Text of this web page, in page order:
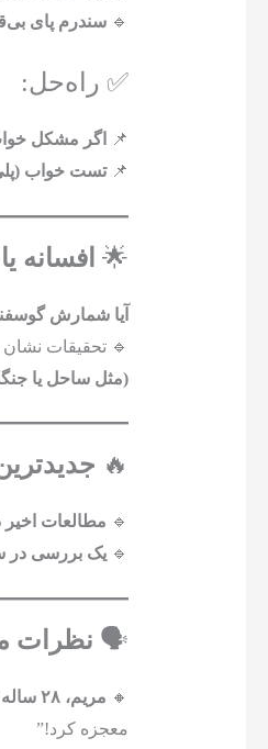
🔹 سندرم پای
✅ راه‌حل:
📌
اگر مشکل
📌تست خواب
🌟 افسانه
آیا شمارش
🔹 تحقیقات نشان
(مثل ساحل یا
🔥
🔹 مطالعات اخیر
🔹 یک بررسی در سال
🗣️ نظرات
🔸 مریم، ۲۸ ساله از تهران:
معجزه کرد!”